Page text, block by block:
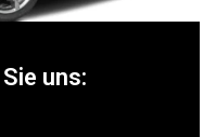
die Autobahn-Vignette, die
und die Pannenhilfe in der
(Fr 12:00 – Mo 10:00)
uns: